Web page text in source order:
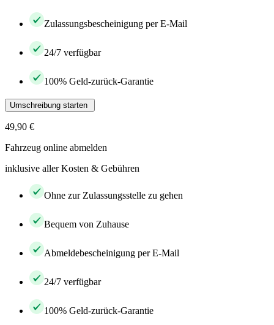
Zulassungsbescheinigung per E-Mail
24/7 verfügbar
100% Geld-zurück-Garantie
Umschreibung starten
49,90 €
Fahrzeug online abmelden
inklusive aller Kosten & Gebühren
Ohne zur Zulassungsstelle zu gehen
Bequem von Zuhause
Abmeldebescheinigung per E-Mail
24/7 verfügbar
100% Geld-zurück-Garantie